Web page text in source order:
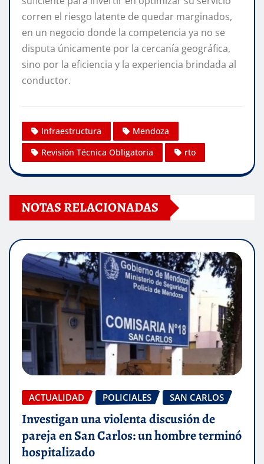
corren el riesgo latente de quedar marginados,
en un negocio donde la competencia ya no se
disputa únicamente por la cercanía geográfica,
sino por la eficiencia y la experiencia brindada al
conductor.
Infraestructura
Mendoza
Revisión Técnica Obligatoria
rto
NOTAS RELACIONADAS
ACTUALIDAD POLICIALES SAN CARLOS
Investigan una violenta discusión de
pareja en San Carlos: un hombre terminó
hospitalizado